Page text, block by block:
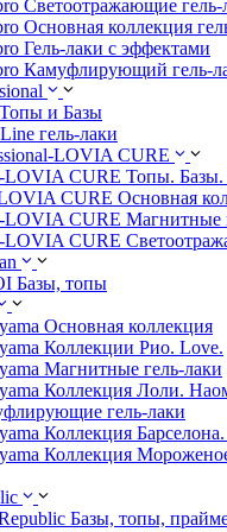
Светоотражающие гель-
Основная коллекция
Гель-лаки с эффектами
Камуфлирующий гель-
и Базы
гель-лаки
LOVIA CURE
LOVIA CURE Топы.
CURE Основная
LOVIA CURE Магнитные
CURE
Базы, топы
Основная коллекция
Коллекции Рио. Love.
Магнитные гель-лаки
Коллекция Лоли.
гель-лаки
Коллекция
Коллекция
Базы, топы,